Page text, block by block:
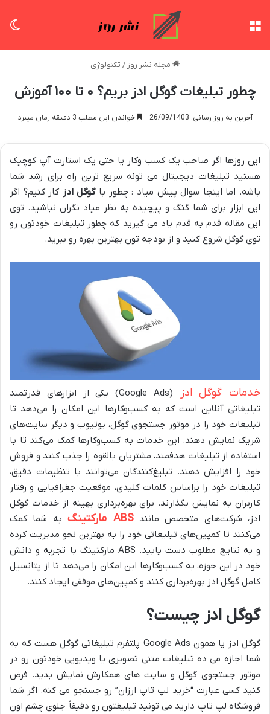
مجله نشر روز / تکنولوژی
چطور تبلیغات گوگل ادز بریم؟ ۰ تا ۱۰۰ آموزش
آخرین به روز رسانی: 26/09/1403 خواندن این مطلب 3 دقیقه زمان میبرد
این روزها اگر صاحب یک کسب وکار یا حتی یک استارت آپ کوچیک
هستید تبلیغات دیجیتال می تونه سریع ترین راه برای رشد شما
باشه. اما اینجا سوال پیش میاد : چطور باگوگل ادز کار کنیم؟ اگر
این ابزار برای شما گنگ و پیچیده به نظر میاد نگران نباشید. توی
این مقاله قدم به قدم یاد می گیرید که چطور تبلیغات خودتون رو
توی گوگل شروع کنید و از بودجه تون بهترین بهره رو ببرید.
خدمات گوگل ادز
(Google Ads) یکی از ابزارهای قدرتمند
تبلیغاتی آنلاین است که به کسب‌وکارها این امکان را می‌دهد تا
تبلیغات خود را در موتور جستجوی گوگل، یوتیوب و دیگر سایت‌های
شریک نمایش دهند. این خدمات به کسب‌وکارها کمک می‌کند تا با
استفاده از تبلیغات هدفمند، مشتریان بالقوه را جذب کنند و فروش
خود را افزایش دهند. تبلیغ‌کنندگان می‌توانند با تنظیمات دقیق،
تبلیغات خود را براساس کلمات کلیدی، موقعیت جغرافیایی و رفتار
کاربران به نمایش بگذارند. برای بهره‌برداری بهینه از خدمات گوگل
ادز، شرکت‌های متخصص مانندABS مارکتینگ
به شما کمک
می‌کنند تا کمپین‌های تبلیغاتی خود را به بهترین نحو مدیریت کرده
و به نتایج مطلوب دست یابید. ABS مارکتینگ با تجربه و دانش
خود در این حوزه، به کسب‌وکارها این امکان را می‌دهد تا از پتانسیل
کامل گوگل ادز بهره‌برداری کنند و کمپین‌های موفقی ایجاد کنند.
گوگل ادز چیست؟
گوگل ادز یا همون Google Ads پلتفرم تبلیغاتی گوگل هست که به
شما اجازه می ده تبلیغات متنی تصویری یا ویدیویی خودتون رو در
موتور جستجوی گوگل و سایت های همکارش نمایش بدید. فرض
کنید کسی عبارت “خرید لپ تاپ ارزان” رو جستجو می کنه. اگر شما
فروشگاه لپ تاپ دارید می تونید تبلیغتون رو دقیقاً جلوی چشم اون